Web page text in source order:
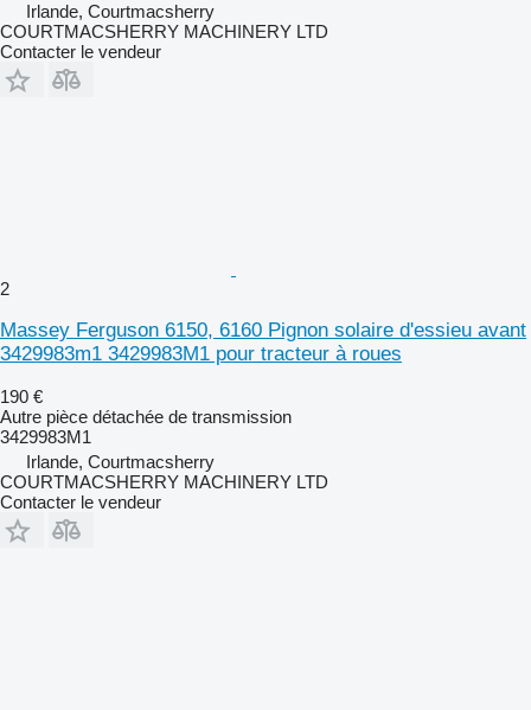
Irlande, Courtmacsherry
COURTMACSHERRY MACHINERY LTD
Contacter le vendeur
2
Massey Ferguson 6150, 6160 Pignon solaire d'essieu avant
3429983m1 3429983M1 pour tracteur à roues
190 €
Autre pièce détachée de transmission
3429983M1
Irlande, Courtmacsherry
COURTMACSHERRY MACHINERY LTD
Contacter le vendeur